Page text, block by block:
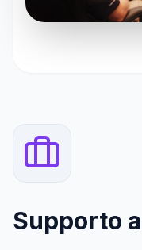
Supporto